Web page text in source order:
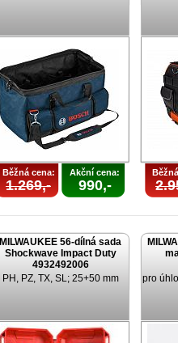
Běžná cena:
1.269,-
Akční cena:
990,-
MILWAUKEE 56-dílná sada
Shockwave Impact Duty
4932492006
PH, PZ, TX, SL; 25+50 mm
pro